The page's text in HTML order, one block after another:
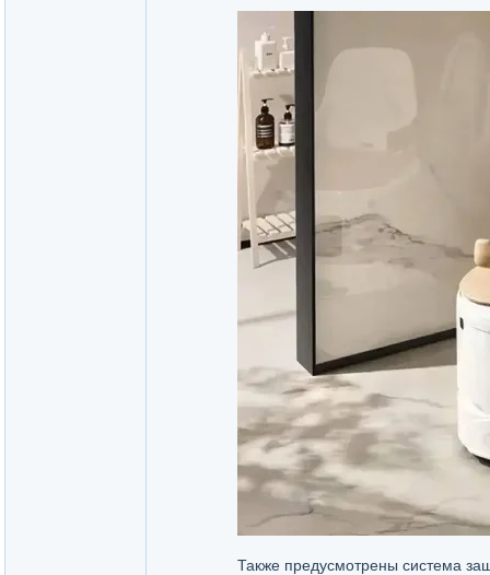
Также предусмотрены система